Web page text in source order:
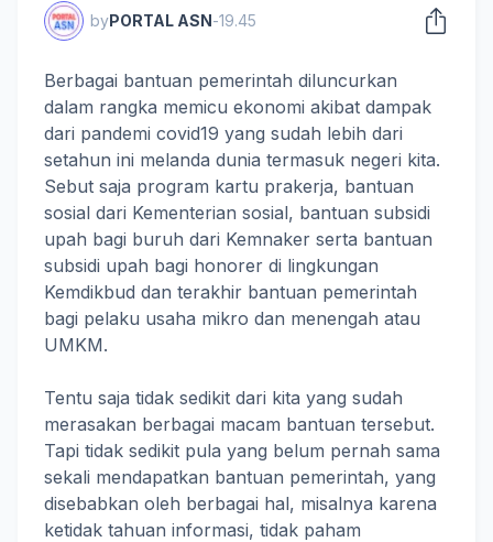
byPORTAL ASN-19.45
Berbagai bantuan pemerintah diluncurkan
dalam rangka memicu ekonomi akibat dampak
dari pandemi covid19 yang sudah lebih dari
setahun ini melanda dunia termasuk negeri kita.
Sebut saja program kartu prakerja, bantuan
sosial dari Kementerian sosial, bantuan subsidi
upah bagi buruh dari Kemnaker serta bantuan
subsidi upah bagi honorer di lingkungan
Kemdikbud dan terakhir bantuan pemerintah
bagi pelaku usaha mikro dan menengah atau
UMKM.
Tentu saja tidak sedikit dari kita yang sudah
merasakan berbagai macam bantuan tersebut.
Tapi tidak sedikit pula yang belum pernah sama
sekali mendapatkan bantuan pemerintah, yang
disebabkan oleh berbagai hal, misalnya karena
ketidak tahuan informasi, tidak paham